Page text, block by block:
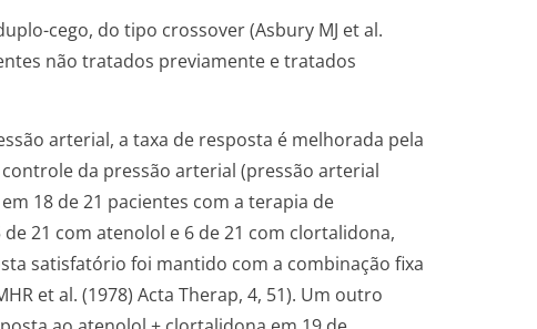
cego, do tipo crossover (Asbury MJ et al.
não tratados previamente e tratados
arterial, a taxa de resposta é melhorada pela
da pressão arterial (pressão arterial
18 de 21 pacientes com a terapia de
21 com atenolol e 6 de 21 com clortalidona,
satisfatório foi mantido com a combinação fixa
et al. (1978) Acta Therap, 4, 51). Um outro